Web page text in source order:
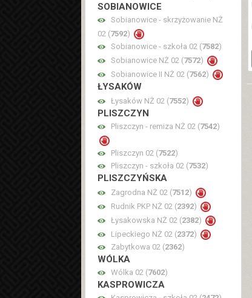
SOBIANOWICE
Sobianowice - skrzyżowanie NŻ
02 (7592)
Sobianowice - szkoła 02 (7582)
Sobianowice NŻ 02 (7572)
Sobianowice II NŻ 02 (7562)
ŁYSAKÓW
Łysaków NŻ 02 (7552)
PLISZCZYN
Pliszczyn - remiza NŻ 02 (7542)
Pliszczyn 02 (7522)
Pliszczyn - szkoła 02 (7532)
PLISZCZYŃSKA
Zagrodna NŻ 02 (7512)
Rudnik PKP NŻ 02 (2392)
Łysakowska NŻ 02 (2382)
Lipeckiego NŻ 02 (2372)
Zabytkowa 02 (2362)
WÓLKA
Wólka 02 (7602)
KASPROWICZA